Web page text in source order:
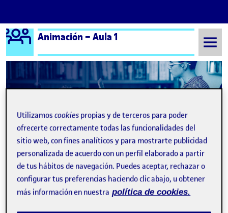
Saltar al contenido
Logo Ágora
Animación – Aula 1
23 Noviembre, 2024
Publicado porPEC 4 – ANIMACIÓN AFTER EFFECTS
Publicado por
Justino Rafael Gato Muelledes
Visibilidad:
Pública- Fecha de publicación
23 Nov 202423 noviembre, 2024 9:43 pm
-comentarioen PEC 4 – ANIMACIÓN AFTER
Utilizamoscookies propias y de terceros para poder
ofrecerte correctamente todas las funcionalidades del
sitio web, con fines analíticos y para mostrarte publicidad
personalizada de acuerdo con un perfil elaborado a partir
de tus hábitos de navegación. Puedes aceptar, rechazar o
configurar tus preferencias haciendo clic abajo, u obtener
más información en nuestra política de cookies.